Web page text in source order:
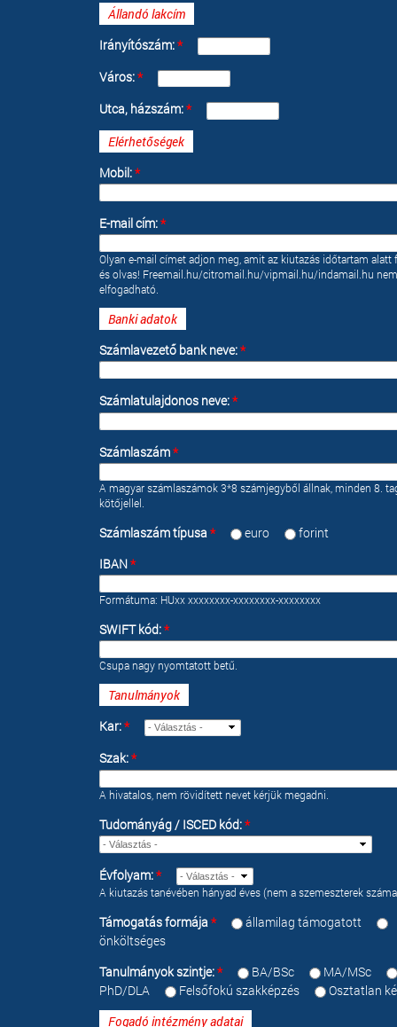
Állandó lakcím
Irányítószám:*
Város:*
Utca, házszám:*
Elérhetőségek
Mobil:*
E-mail cím:*
Olyan e-mail címet adjon meg, amit az kiutazás időtartam alatt
és olvas! Freemail.hu/citromail.hu/vipmail.hu/indamail.hu nem
elfogadható.
Banki adatok
Számlavezető bank neve:*
Számlatulajdonos neve:*
Számlaszám*
A magyar számlaszámok 3*8 számjegyből állnak, minden 8.
kötőjellel.
Számlaszám típusa * euro
forint
IBAN*
Formátuma: HUxx xxxxxxxx-xxxxxxxx-xxxxxxxx
SWIFT kód:*
Csupa nagy nyomtatott betű.
Tanulmányok
Kar:*
Szak:*
A hivatalos, nem rövidített nevet kérjük megadni.
Tudományág / ISCED kód:*
Évfolyam:*
A kiutazás tanévében hányad éves (nem a szemeszterek
Támogatás formája*
államilag támogatott
önköltséges
Tanulmányok szintje:* BA/BSc
MA/MSc
PhD/DLA
Felsőfokú szakképzés
Osztatlan
Fogadó intézmény adatai